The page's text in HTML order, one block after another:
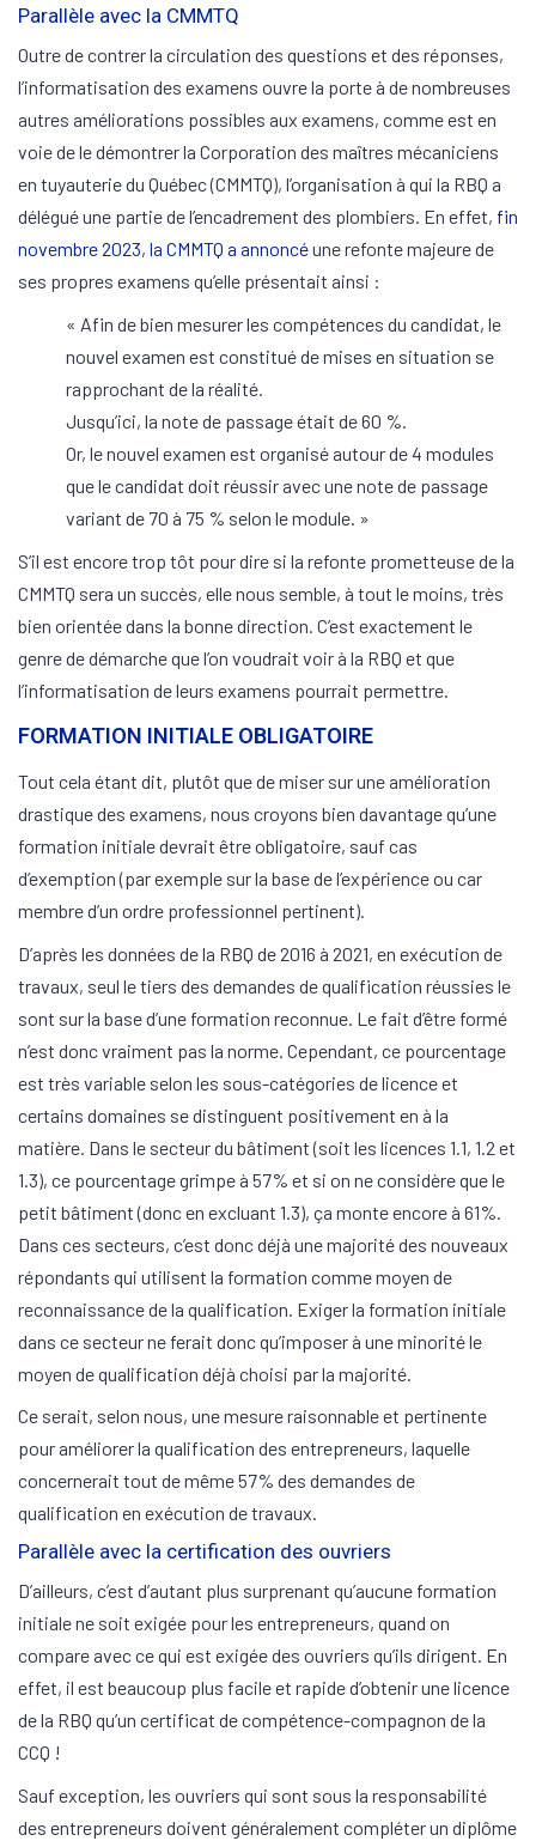
Parallèle avec la CMMTQ
Outre de contrer la circulation des questions et des réponses,
l’informatisation des examens ouvre la porte à de nombreuses
autres améliorations possibles aux examens, comme est en
voie de le démontrer la Corporation des maîtres mécaniciens
en tuyauterie du Québec (CMMTQ), l’organisation à qui la RBQ a
délégué une partie de l’encadrement des plombiers. En effet, fin
novembre 2023, la CMMTQ a annoncéune refonte majeure de
ses propres examens qu’elle présentait ainsi :
« Afin de bien mesurer les compétences du candidat, le
nouvel examen est constitué de mises en situation se
rapprochant de la réalité.
Jusqu’ici, la note de passage était de 60 %.
Or, le nouvel examen est organisé autour de 4 modules
que le candidat doit réussir avec une note de passage
variant de 70 à 75 % selon le module. »
S’il est encore trop tôt pour dire si la refonte prometteuse de la
CMMTQ sera un succès, elle nous semble, à tout le moins, très
bien orientée dans la bonne direction. C’est exactement le
genre de démarche que l’on voudrait voir à la RBQ et que
l’informatisation de leurs examens pourrait permettre.
FORMATION INITIALE OBLIGATOIRE
Tout cela étant dit, plutôt que de miser sur une amélioration
drastique des examens, nous croyons bien davantage qu’une
formation initiale devrait être obligatoire, sauf cas
d’exemption (par exemple sur la base de l’expérience ou car
membre d’un ordre professionnel pertinent).
D’après les données de la RBQ de 2016 à 2021, en exécution de
travaux, seul le tiers des demandes de qualification réussies le
sont sur la base d’une formation reconnue. Le fait d’être formé
n’est donc vraiment pas la norme. Cependant, ce pourcentage
est très variable selon les sous-catégories de licence et
certains domaines se distinguent positivement en à la
matière. Dans le secteur du bâtiment (soit les licences 1.1, 1.2 et
1.3), ce pourcentage grimpe à 57% et si on ne considère que le
petit bâtiment (donc en excluant 1.3), ça monte encore à 61%.
Dans ces secteurs, c’est donc déjà une majorité des nouveaux
répondants qui utilisent la formation comme moyen de
reconnaissance de la qualification. Exiger la formation initiale
dans ce secteur ne ferait donc qu’imposer à une minorité le
moyen de qualification déjà choisi par la majorité.
Ce serait, selon nous, une mesure raisonnable et pertinente
pour améliorer la qualification des entrepreneurs, laquelle
concernerait tout de même 57% des demandes de
qualification en exécution de travaux.
Parallèle avec la certification des ouvriers
D’ailleurs, c’est d’autant plus surprenant qu’aucune formation
initiale ne soit exigée pour les entrepreneurs, quand on
compare avec ce qui est exigée des ouvriers qu’ils dirigent. En
effet, il est beaucoup plus facile et rapide d’obtenir une licence
de la RBQ qu’un certificat de compétence-compagnon de la
CCQ !
Sauf exception, les ouvriers qui sont sous la responsabilité
des entrepreneurs doivent généralement compléter un diplôme